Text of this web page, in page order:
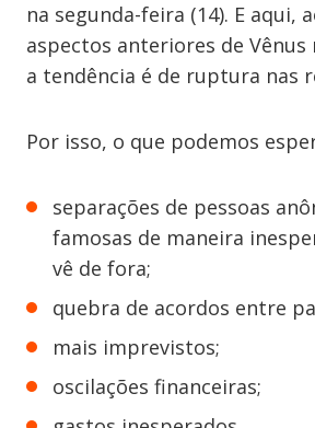
na segunda-feira (14). E aqui,
aspectos anteriores de Vênus
a tendência é de ruptura nas
Por isso, o que podemos
separações de pessoas
famosas de maneira
vê de fora;
quebra de acordos entre
mais imprevistos;
oscilações financeiras;